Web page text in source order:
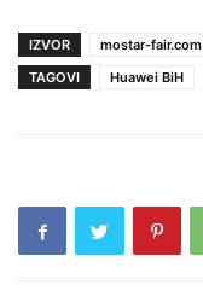
IZVOR
mostar-fair.com
TAGOVI
Huawei BiH